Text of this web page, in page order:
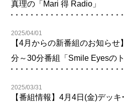
真理の「Mari 得 Radio」
2025/04/01
【4月からの新番組のお知ら
分～30分番組「Smile Eyesの
2025/03/31
【番組情報】4月4日(金)デッ